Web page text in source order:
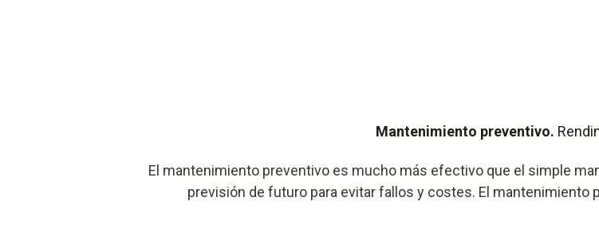
Mantenimiento preventivo.
El mantenimiento preventivo es mucho más efectivo que el simple
previsión de futuro para evitar fallos y costes. El